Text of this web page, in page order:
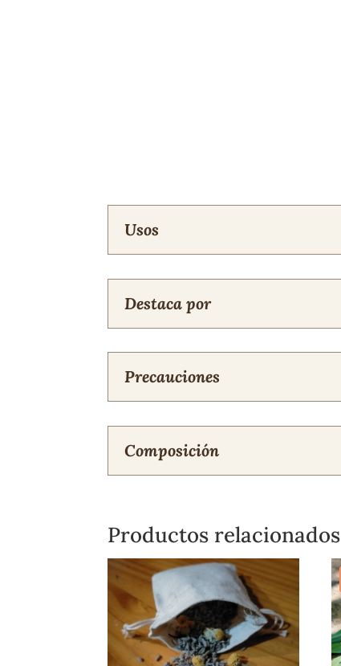
Usos
Destaca por
Precauciones
Composición
Productos relacionados